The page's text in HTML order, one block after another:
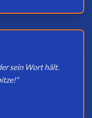
sein Wort hält.